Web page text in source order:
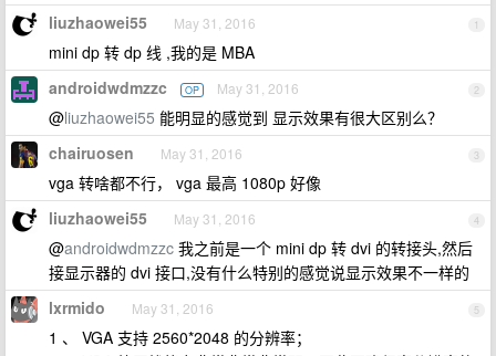
1
liuzhaowei55 May 31, 2016
mini dp 转 dp 线 ,我的是 MBA
2
androidwdmzzc OP May 31, 2016
@liuzhaowei55 能明显的感觉到 显示效果有很大区别么？
3
chairuosen May 31, 2016
vga 转啥都不行， vga 最高 1080p 好像
4
liuzhaowei55 May 31, 2016
@androidwdmzzc 我之前是一个 mini dp 转 dvi 的转接头,然后
接显示器的 dvi 接口,没有什么特别的感觉说显示效果不一样的
5
lxrmido May 31, 2016
1 、 VGA 支持 2560*2048 的分辨率；